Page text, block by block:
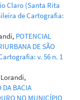
Beatrys Algarte
do Rio Ivaí:
ambientais.
Claro (Santa Rita
de Cartografia:
POTENCIAL
DE SÃO
v. 56 n. 1
DA BACIA
NO MUNICÍPIO